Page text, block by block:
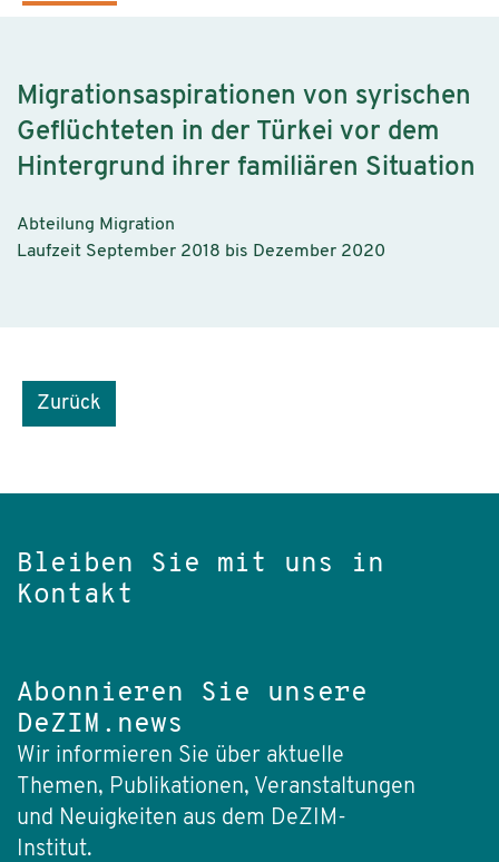
Migrationsaspirationen von syrischen
Geflüchteten in der Türkei vor dem
Hintergrund ihrer familiären Situation
Abteilung Migration
Laufzeit September 2018 bis Dezember 2020
Zurück
Bleiben Sie mit uns in
Kontakt
Abonnieren Sie unsere
DeZIM.news
Wir informieren Sie über aktuelle
Themen, Publikationen, Veranstaltungen
und Neuigkeiten aus dem DeZIM-
Institut.